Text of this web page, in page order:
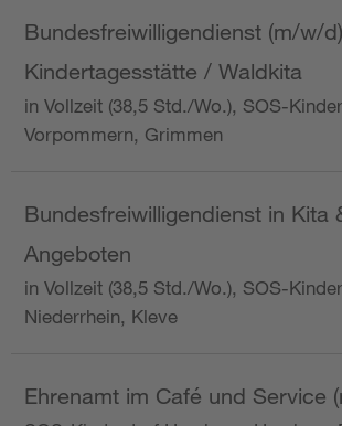
Bundesfreiwilligendienst (m/w/
Kindertagesstätte / Waldkita
in Vollzeit (38,5 Std./Wo.), SOS-
Vorpommern, Grimmen
Bundesfreiwilligendienst in Kita
Angeboten
in Vollzeit (38,5 Std./Wo.), SOS-
Niederrhein, Kleve
Ehrenamt im Café und Service